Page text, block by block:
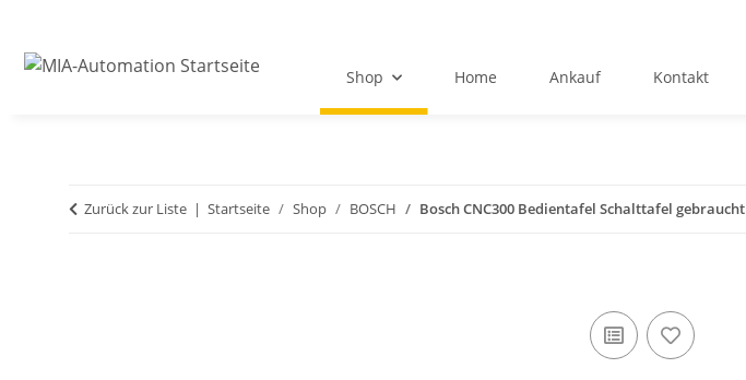
Shop Home Ankauf Kontakt
Zurück zur Liste Startseite Shop BOSCH Bosch CNC300 Bedientafel Schalttafel gebraucht